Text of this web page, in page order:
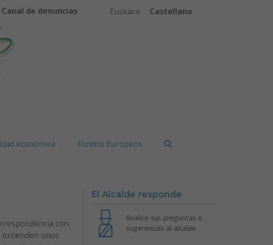
Canal de denuncias Euskara Castellano
económica Fondos Europeos
con
unos
El Alcalde responde
Realice sus preguntas o
sugerencias al alcalde.